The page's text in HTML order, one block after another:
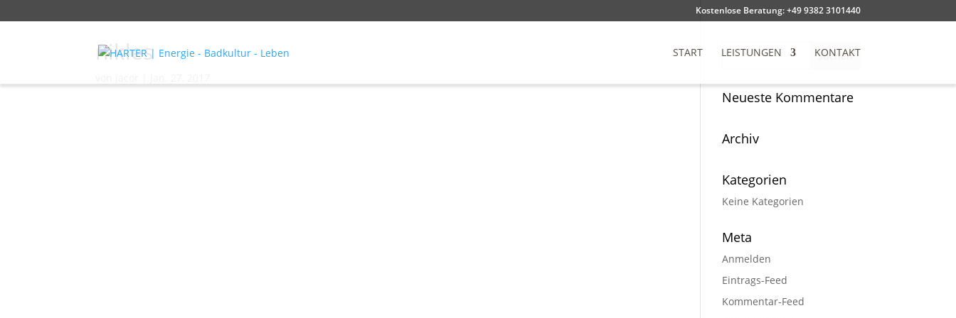
Kostenlose Beratung: +49 9382 3101440
START LEISTUNGEN KONTAKT
nikles
Neueste Kommentare
Archiv
Kategorien
Keine Kategorien
Meta
Anmelden
Eintrags-Feed
Kommentar-Feed